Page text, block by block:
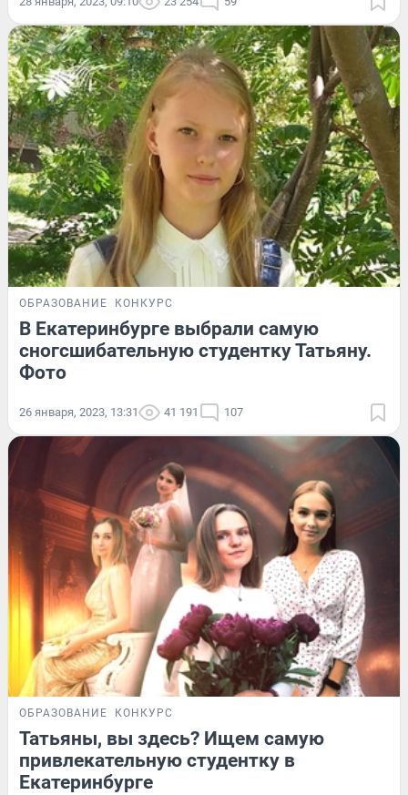
ОБРАЗОВАНИЕ КОНКУРС
В Екатеринбурге выбрали самую
сногсшибательную студентку Татьяну.
Фото
26 января, 2023, 13:31 41 191 107
ОБРАЗОВАНИЕ КОНКУРС
Татьяны, вы здесь? Ищем самую
привлекательную студентку в
Екатеринбурге